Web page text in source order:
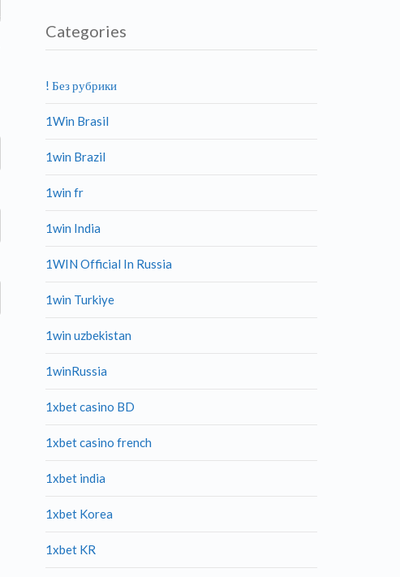
Categories
! Без рубрики
1Win Brasil
1win Brazil
1win fr
1win India
1WIN Official In Russia
1win Turkiye
1win uzbekistan
1winRussia
1xbet casino BD
1xbet casino french
1xbet india
1xbet Korea
1xbet KR